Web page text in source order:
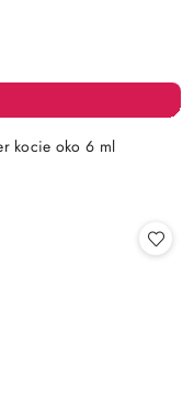
kocie oko 6 ml